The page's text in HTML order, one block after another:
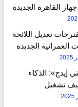
القاهرة الجديدة
تعديل اللائحة
العمرانية الجديدة
إيدج»: الذكاء
تشغيل